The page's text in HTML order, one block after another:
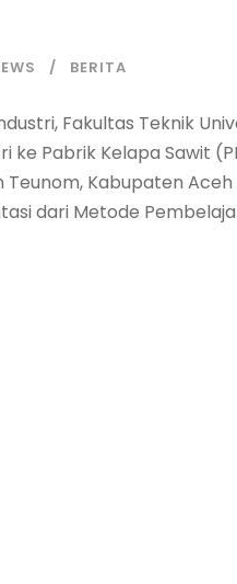
BERITA
Fakultas Teknik
Pabrik Kelapa Sawit
Kabupaten
dari Metode